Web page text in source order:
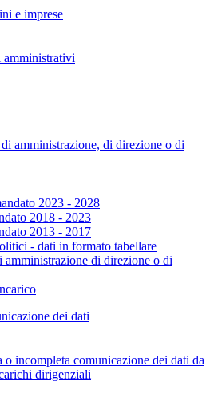
e imprese
amministrativi
amministrazione, di direzione o di
2023 - 2028
2018 - 2023
2013 - 2017
- dati in formato tabellare
di direzione o di
dei dati
o incompleta comunicazione dei dati da
dirigenziali